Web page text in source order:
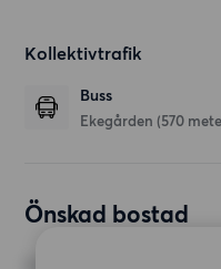
Kollektivtrafik
Buss
Ekegården (570
Önskad bostad